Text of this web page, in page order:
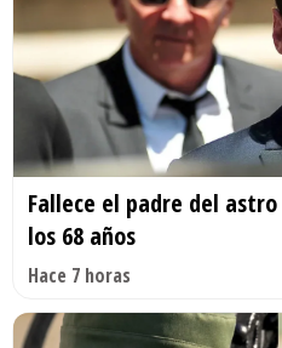
Fallece el padre del
los 68 años
Hace 7 horas